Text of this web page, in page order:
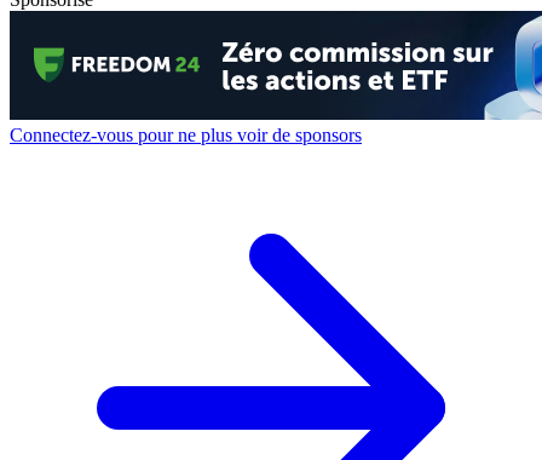
Connectez-vous pour ne plus voir de sponsors